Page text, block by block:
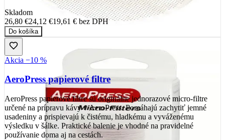
Skladom
26,80 €24,12 €19,61 € bez DPH
Do košíka
Akcia −10 %
AeroPress papierové filtre
AeroPress papierové filtre sú originálne jednorazové micro-filtre
určené na prípravu kávy v AeroPress. Pomáhajú zachytiť jemné
usadeniny a prispievajú k čistému, hladkému a vyváženému
výsledku v šálke. Praktické balenie je vhodné na pravidelné
používanie doma aj na cestách.